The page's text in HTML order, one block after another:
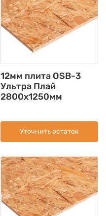
12мм плита OSB-3
Ультра Плай
2800x1250мм
Уточнить остаток